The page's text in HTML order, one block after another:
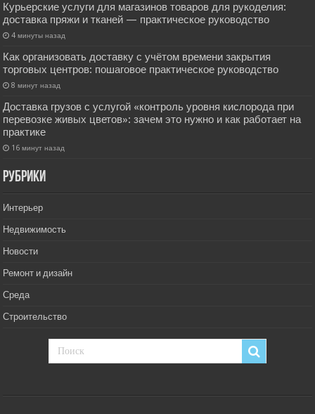
Курьерские услуги для магазинов товаров для рукоделия:
доставка пряжи и тканей — практическое руководство
4 минуты назад
Как организовать доставку с учётом времени закрытия
торговых центров: пошаговое практическое руководство
8 минут назад
Доставка грузов с услугой «контроль уровня кислорода при
перевозке живых цветов»: зачем это нужно и как работает на
практике
16 минут назад
РУбрики
Интерьер
Недвижимость
Новости
Ремонт и дизайн
Среда
Строительство